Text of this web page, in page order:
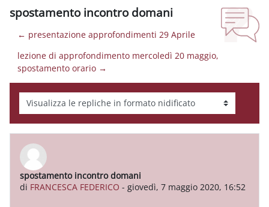
spostamento incontro domani
← presentazione approfondimenti 29 Aprile
lezione di approfondimento mercoledì 20 maggio,
spostamento orario →
Modalità visualizzazione
spostamento incontro domani
di FRANCESCA FEDERICO - giovedì, 7 maggio 2020, 16:52
Numero di risposte: 0